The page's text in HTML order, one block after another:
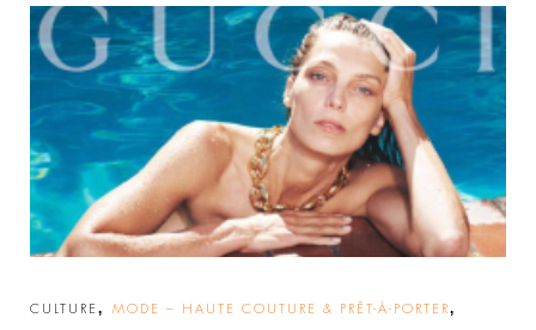
CULTURE , MODE – HAUTE COUTURE & PRÊT-À-PORTER,